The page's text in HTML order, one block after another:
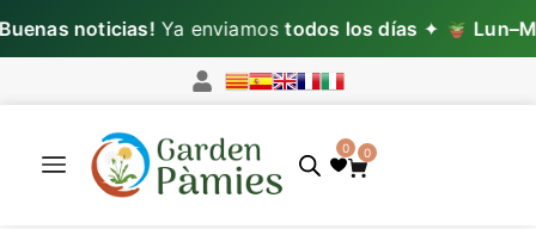
noticias!Ya enviamostodos los días✦ Lun–Mié:
0 0